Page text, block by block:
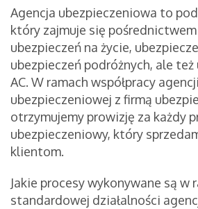
Agencja ubezpieczeniowa to
który zajmuje się
ubezpieczeń na życie,
ubezpieczeń podróżnych, ale też
AC. W ramach współpracy agencji
ubezpieczeniowej z firmą
otrzymujemy prowizję za każdy
ubezpieczeniowy, który
klientom.
Jakie procesy wykonywane są w
standardowej działalności